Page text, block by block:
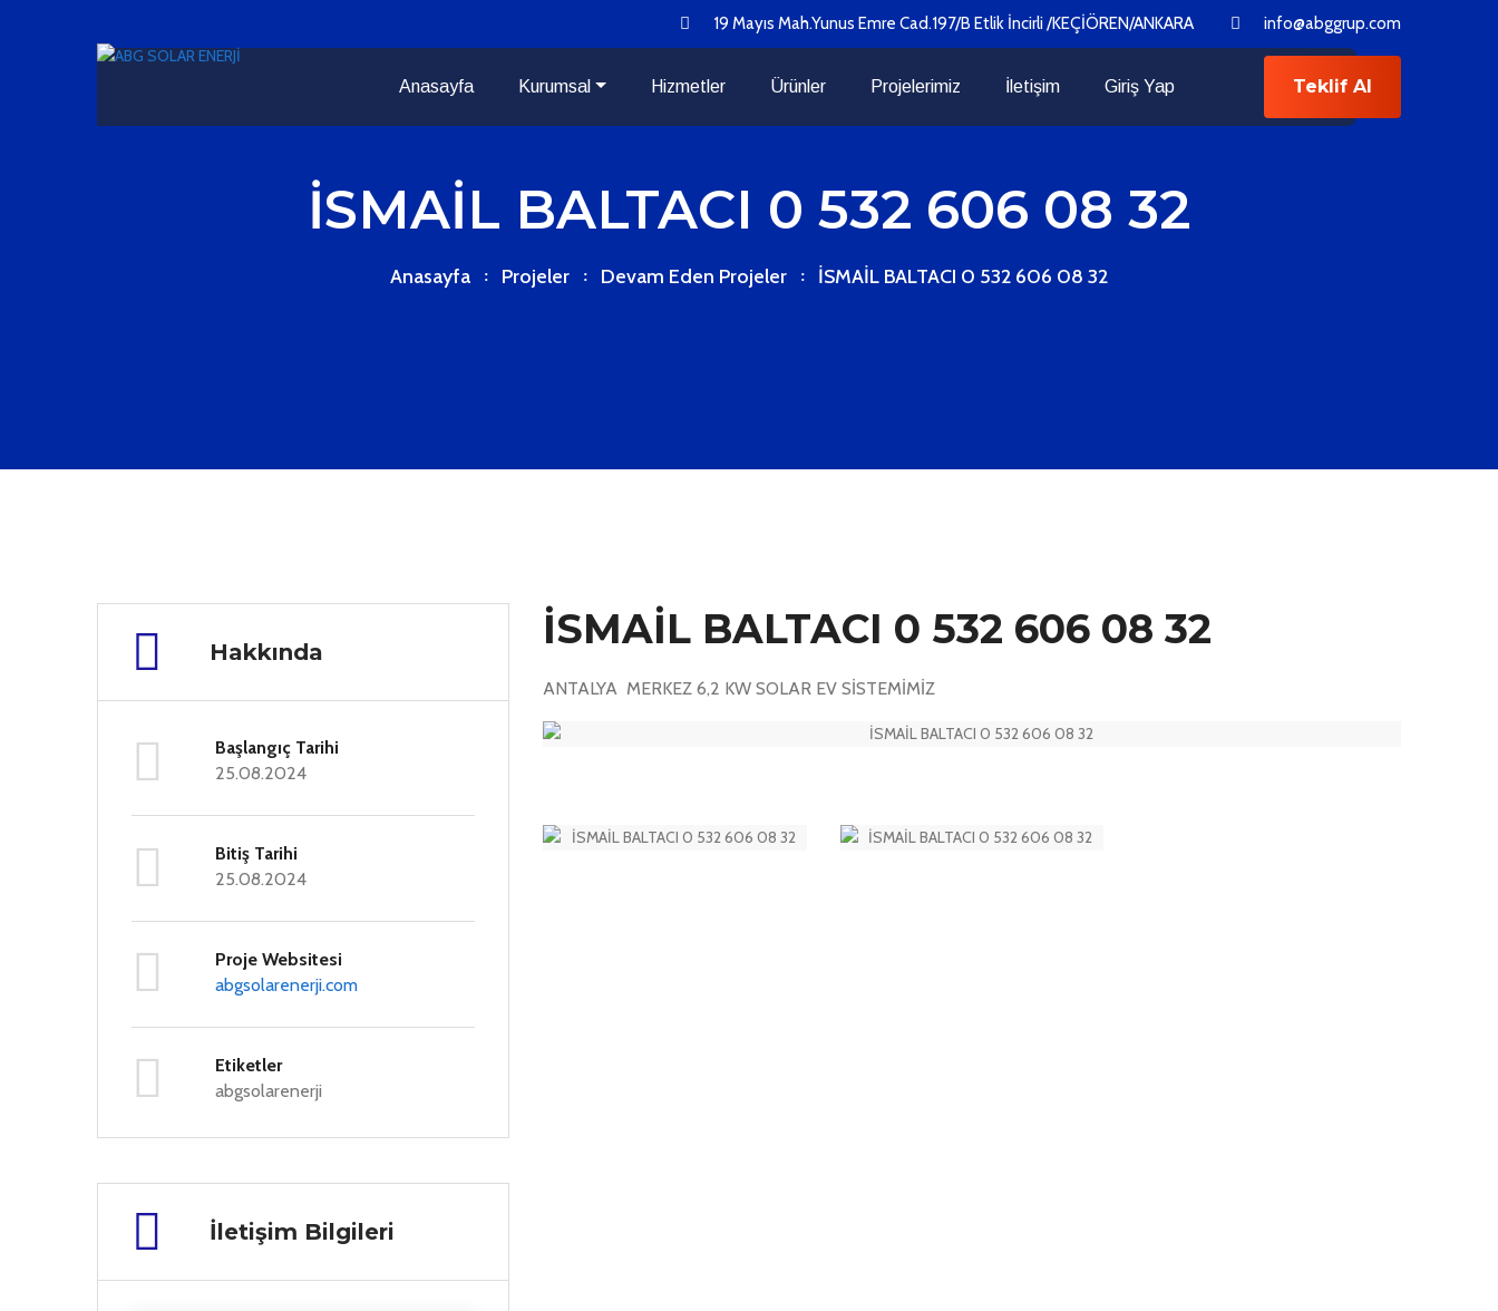
19 Mayıs Mah.Yunus Emre Cad.197/B Etlik İncirli /KEÇİÖREN/ANKARA info@abggrup.com
Anasayfa Kurumsal Hizmetler Ürünler Projelerimiz İletişim Giriş Yap Teklif Al
İSMAİL BALTACI 0 532 606 08 32
Anasayfa Projeler Devam Eden Projeler İSMAİL BALTACI 0 532 606 08 32
Hakkında
Başlangıç Tarihi
25.08.2024
Bitiş Tarihi
25.08.2024
Proje Websitesi
abgsolarenerji.com
Etiketler
abgsolarenerji
İletişim Bilgileri
İSMAİL BALTACI 0 532 606 08 32
ANTALYA MERKEZ 6,2 KW SOLAR EV SİSTEMİMİZ